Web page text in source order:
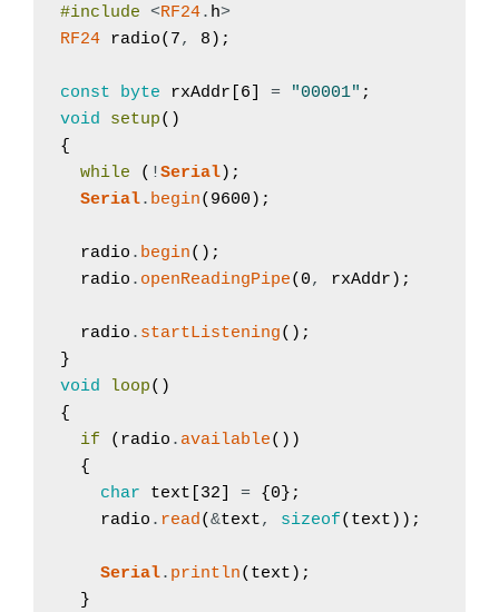
#include <RF24. h>
RF24 radio( 7, 8 ) ;
const byte rxAddr 6 = "00001" ;
void
setup( )
{
while
( !Serial) ;
Serial. begin( 9600 ) ;
radio . begin( ) ;
radio . openReadingPipe( 0, rxAddr ) ;
radio . startListening( ) ;
}
void
loop( )
{
if
( radio . available( ) )
{
char
text 32 = { 0 } ;
radio . read(&text, sizeof( text ) ) ;
Serial. println( text ) ;
}